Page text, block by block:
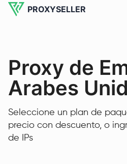
PROXYSELLER
Proxy de
Arabes
Seleccione un plan de
precio con descuento, o
de IPs